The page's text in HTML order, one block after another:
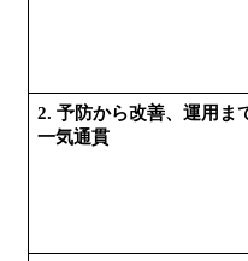
2. 予防から改善、運用ま
一気通貫